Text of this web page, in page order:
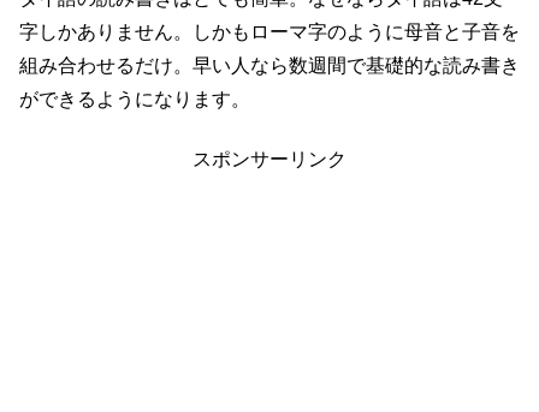
字しかありません。しかもローマ字のように母音と子音を
組み合わせるだけ。早い人なら数週間で基礎的な読み書き
ができるようになります。
スポンサーリンク